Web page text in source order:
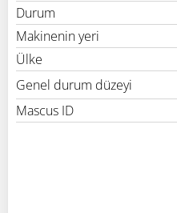
Durum
Makinenin yeri
Ülke
Genel durum düzeyi
Mascus ID